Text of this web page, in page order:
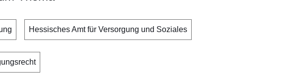
Hessisches Amt für Versorgung und Soziales